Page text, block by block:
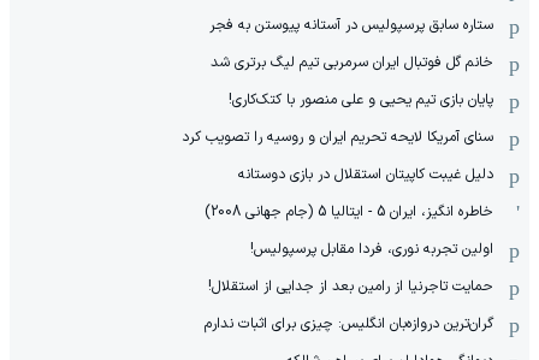
ستاره سابق پرسپولیس در آستانه پیوستن به فجر
خانم گل فوتبال ایران سرمربی تیم لیگ برتری شد
پایان بازی تیم یحیی و علی منصور با کتک‌کاری!
سنای آمریکا لایحه تحریم ایران و روسیه را تصویب کرد
دلیل غیبت کاپیتان استقلال در بازی دوستانه
خاطره انگیز، ایران 5 - ایتالیا 5 (جام جهانی 2008)
اولین تجربه نوری، فردا مقابل پرسپولیس!
حمایت تاجرنیا از رامین بعد از جدایی از استقلال!
گران‌ترین دروازه‌بان انگلیس: چیزی برای اثبات ندارم